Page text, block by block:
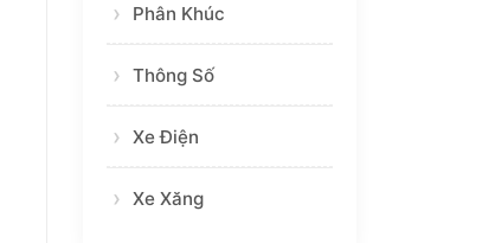
Phân Khúc
Thông Số
Xe Điện
Xe Xăng